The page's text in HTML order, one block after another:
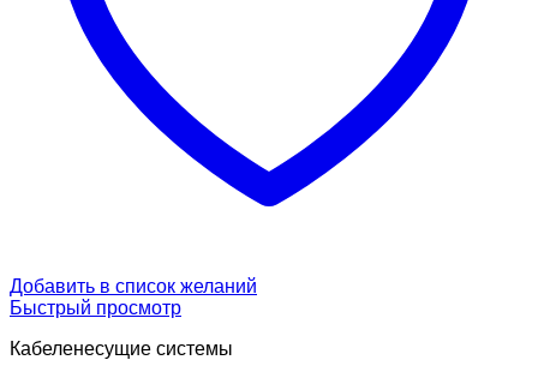
Добавить в список желаний
Быстрый просмотр
Кабеленесущие системы